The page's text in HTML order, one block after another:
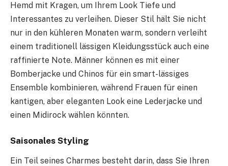
Hemd mit Kragen, um Ihrem Look Tiefe und
Interessantes zu verleihen. Dieser Stil hält Sie nicht
nur in den kühleren Monaten warm, sondern verleiht
einem traditionell lässigen Kleidungsstück auch eine
raffinierte Note. Männer können es mit einer
Bomberjacke und Chinos für ein smart-lässiges
Ensemble kombinieren, während Frauen für einen
kantigen, aber eleganten Look eine Lederjacke und
einen Midirock wählen könnten.
Saisonales Styling
Ein Teil seines Charmes besteht darin, dass Sie Ihren